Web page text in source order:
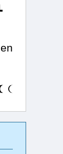
en